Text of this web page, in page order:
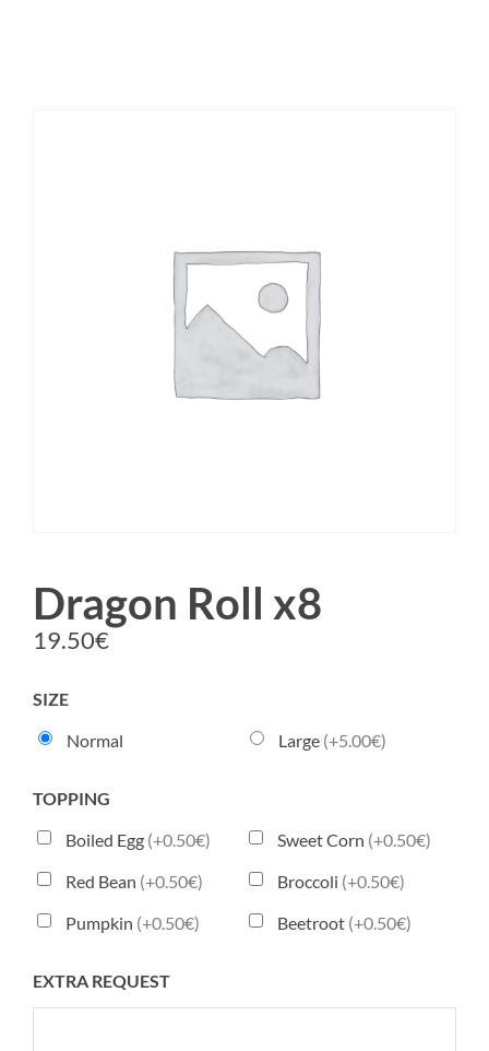
Dragon Roll x8
19.50€
SIZE
Normal
Large (+5.00€)
TOPPING
Boiled Egg (+0.50€) Sweet Corn (+0.50€)
Red Bean (+0.50€) Broccoli (+0.50€)
Pumpkin (+0.50€) Beetroot (+0.50€)
EXTRA REQUEST